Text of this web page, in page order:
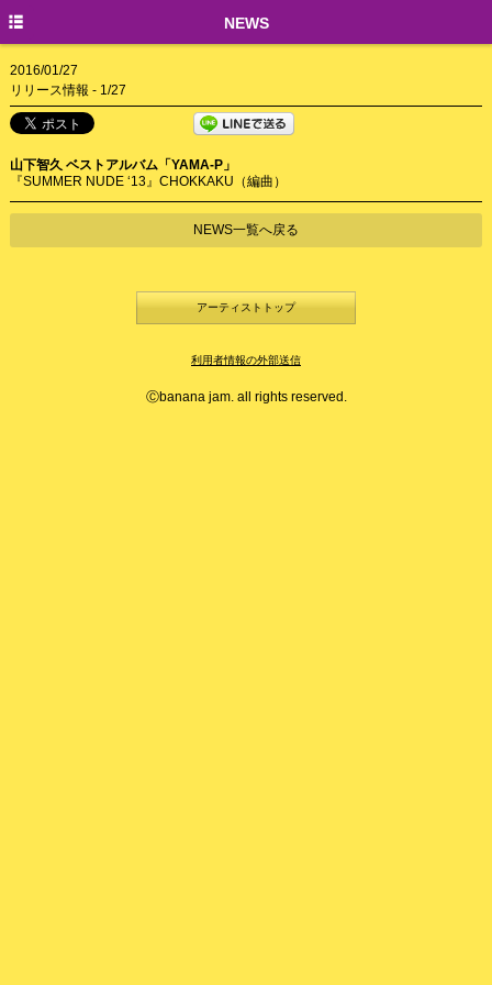
NEWS
2016/01/27
リリース情報 - 1/27
山下智久 ベストアルバム「YAMA-P」
『SUMMER NUDE ‘13』CHOKKAKU（編曲）
NEWS一覧へ戻る
アーティストトップ
利用者情報の外部送信
Ⓒbanana jam. all rights reserved.
NEWS
CREATORS